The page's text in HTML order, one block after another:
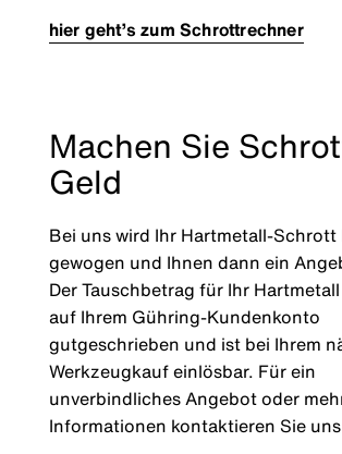
hier geht’s zum Schrottrechner
Machen Sie
Geld
Bei uns wird Ihr Hartmetall-
gewogen und Ihnen dann ein
Der Tauschbetrag für Ihr
auf Ihrem Gühring-Kundenkonto
gutgeschrieben und ist bei Ihrem
Werkzeugkauf einlösbar. Für ein
unverbindliches Angebot oder
Informationen kontaktieren Sie